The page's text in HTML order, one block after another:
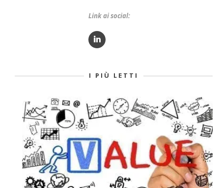
Link ai social:
I PIÙ LETTI